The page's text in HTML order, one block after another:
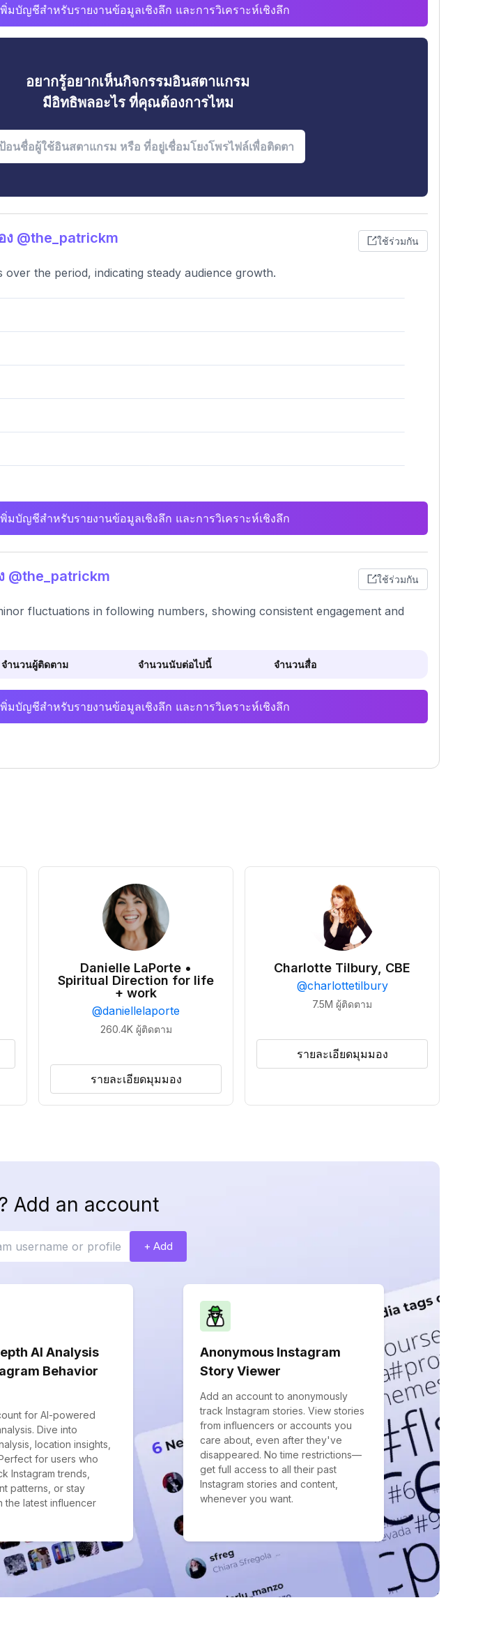
พิ่มบัญชีสำหรับรายงานข้อมูลเชิงลึก และการวิเคราะห์เชิงลึก
อยากรู้อยากเห็นกิจกรรมอินสตาแกรม
มีอิทธิพลอะไร ที่คุณต้องการไหม
@the_patrickm ใช้ร่วมกัน
the period, indicating steady audience growth.
พิ่มบัญชีสำหรับรายงานข้อมูลเชิงลึก และการวิเคราะห์เชิงลึก
@the_patrickm ใช้ร่วมกัน
fluctuations in following numbers, showing consistent engagement and
จำนวนผู้ติดตาม จำนวนนับต่อไปนี้ จำนวนสื่อ
พิ่มบัญชีสำหรับรายงานข้อมูลเชิงลึก และการวิเคราะห์เชิงลึก
Danielle LaPorte •
Spiritual Direction for life
+ work
@daniellelaporte
260.4K ผู้ติดตาม
รายละเอียดมุมมอง
Charlotte Tilbury, CBE
@charlottetilbury
7.5M ผู้ติดตาม
รายละเอียดมุมมอง
Add an account
+ Add
AI Analysis
Behavior
for AI-powered
Dive into
location insights,
for users who
Instagram trends,
patterns, or stay
the latest influencer
Anonymous Instagram
Story Viewer
Add an account to anonymously
track Instagram stories. View stories
from influencers or accounts you
care about, even after they've
disappeared. No time restrictions—
get full access to all their past
Instagram stories and content,
whenever you want.